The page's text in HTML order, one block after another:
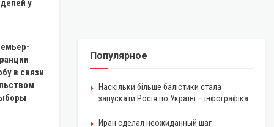
у
в связи
Популярное
Наскільки більше балістики стала
запускати Росія по Україні – інфографіка
Иран сделал неожиданный шаг